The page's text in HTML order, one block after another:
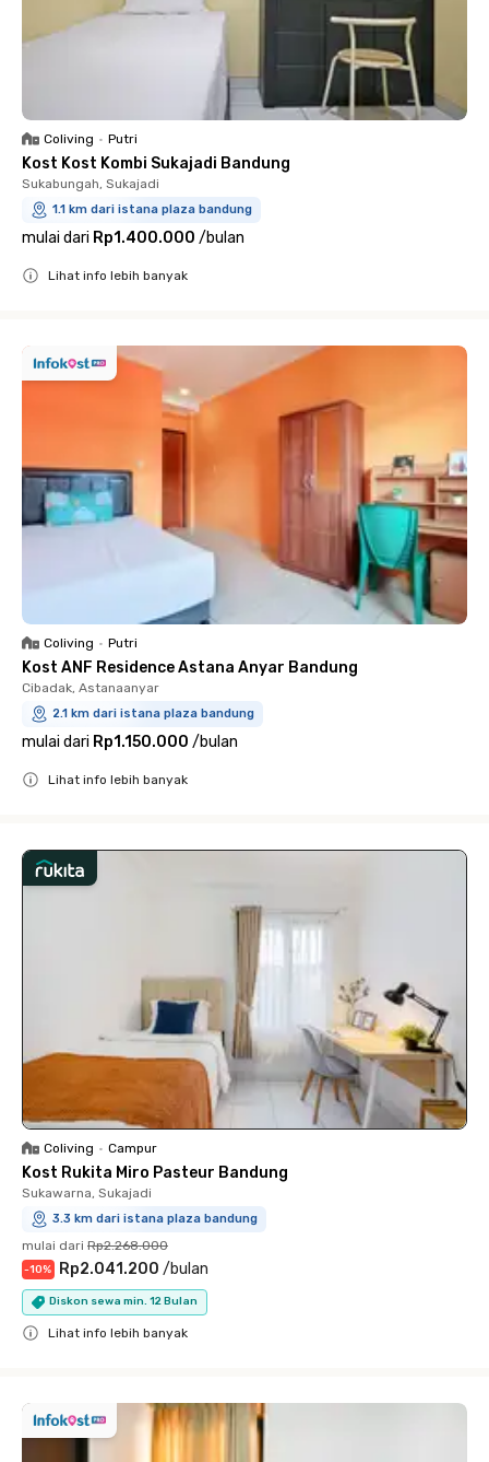
Coliving • Putri
Kost Kost Kombi Sukajadi Bandung
Sukabungah, Sukajadi
1.1 km dari istana plaza bandung
mulai dari Rp1.400.000 /bulan
Lihat info lebih banyak
Coliving • Putri
Kost ANF Residence Astana Anyar Bandung
Cibadak, Astanaanyar
2.1 km dari istana plaza bandung
mulai dari Rp1.150.000 /bulan
Lihat info lebih banyak
Coliving • Campur
Kost Rukita Miro Pasteur Bandung
Sukawarna, Sukajadi
3.3 km dari istana plaza bandung
mulai dari Rp2.268.000
-10% Rp2.041.200 /bulan
Diskon sewa min. 12 Bulan
Lihat info lebih banyak